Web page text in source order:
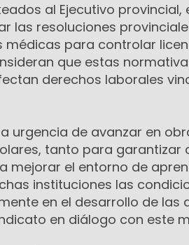
al Ejecutivo provincial,
las resoluciones
para controlar
que estas
derechos laborales
urgencia de avanzar en
tanto para garantizar
mejorar el entorno de
instituciones las
en el desarrollo de las
en diálogo con este